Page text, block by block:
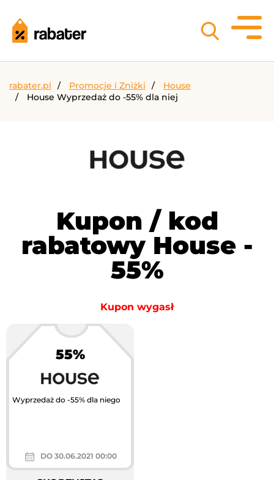
rabater.pl Promocje i Zniżki
House
House Wyprzedaż do -55% dla niej
Kupon / kod
rabatowy House -
55%
Kupon wygasł
55%
Wyprzedaż do -55% dla niego
DO 30.06.2021 00:00